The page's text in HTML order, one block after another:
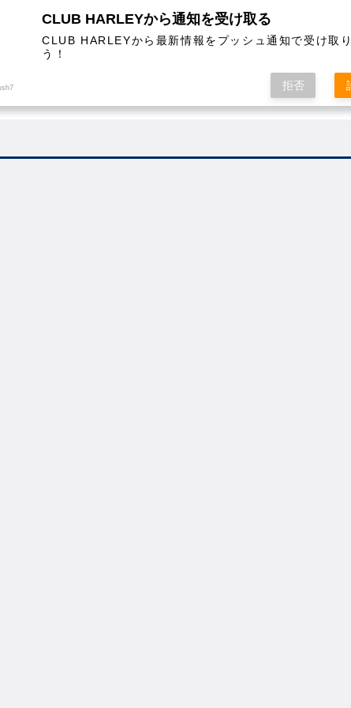
COLUMN
CLUB HARLEYから通知を受け取る
CLUB HARLEYから最新情報をプッシュ通知で受け取
う！
拒否